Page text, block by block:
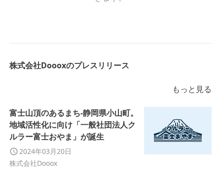
株式会社Doooxのプレスリリース
もっと見る
富士山頂のあるまち-静岡県小山町。
地域活性化に向け「一般社団法人ク
ルラー富士おやま」が誕生
2024年03月20日
株式会社Dooox